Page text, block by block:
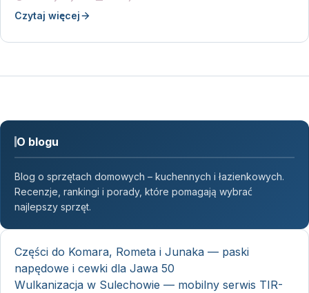
Czytaj więcej
O blogu
Blog o sprzętach domowych – kuchennych i łazienkowych.
Recenzje, rankingi i porady, które pomagają wybrać
najlepszy sprzęt.
Części do Komara, Rometa i Junaka — paski
napędowe i cewki dla Jawa 50
Wulkanizacja w Sulechowie — mobilny serwis TIR-